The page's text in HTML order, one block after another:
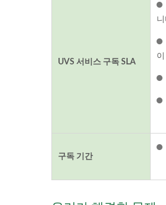
UVS 서비스 구독 SLA
구독 기간